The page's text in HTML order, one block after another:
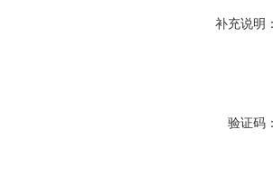
补充说明
验证码